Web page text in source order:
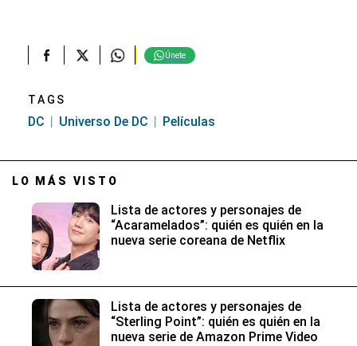
Únete
TAGS
DC Universo De DC Películas
LO MÁS VISTO
Lista de actores y personajes de
“Acaramelados”: quién es quién en la
nueva serie coreana de Netflix
Lista de actores y personajes de
“Sterling Point”: quién es quién en la
nueva serie de Amazon Prime Video